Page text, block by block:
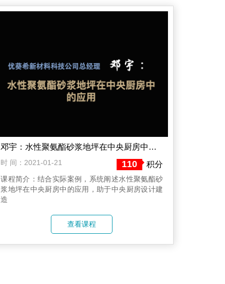
邓宇：水性聚氨酯砂浆地坪在中央厨房中的应用
时 间：2021-01-21 110 积分
课程简介：结合实际案例，系统阐述水性聚氨酯砂
浆地坪在中央厨房中的应用，助于中央厨房设计建
造
查看课程